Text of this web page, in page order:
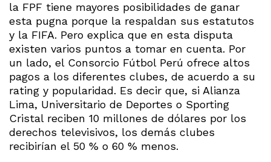
la FPF tiene mayores posibilidades de ganar
esta pugna porque la respaldan sus estatutos
y la FIFA. Pero explica que en esta disputa
existen varios puntos a tomar en cuenta. Por
un lado, el Consorcio Fútbol Perú ofrece altos
pagos a los diferentes clubes, de acuerdo a su
rating y popularidad. Es decir que, si Alianza
Lima, Universitario de Deportes o Sporting
Cristal reciben 10 millones de dólares por los
derechos televisivos, los demás clubes
recibirían el 50 % o 60 % menos.